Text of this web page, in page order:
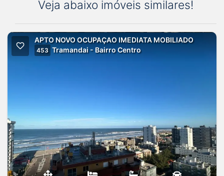
Veja abaixo imóveis similares!
APTO NOVO OCUPAÇAO IMEDIATA MOBILIADO
453 Tramandai - Bairro Centro